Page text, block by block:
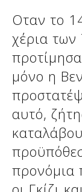
Οταν το
χέρια των
μόνο η
αυτό,
προνόμια